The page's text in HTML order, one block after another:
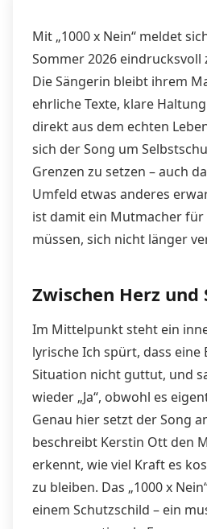
Mit „1000 x Nein“ meldet
Sommer 2026 eindrucksvoll
Die Sängerin bleibt ihrem
ehrliche Texte, klare
direkt aus dem echten
sich der Song um
Grenzen zu setzen – auch
Umfeld etwas anderes
ist damit ein Mutmacher für
müssen, sich nicht länger
Zwischen Herz und
Im Mittelpunkt steht ein
lyrische Ich spürt, dass eine
Situation nicht guttut, und
wieder „Ja“, obwohl es
Genau hier setzt der Song
beschreibt Kerstin Ott den
erkennt, wie viel Kraft es
zu bleiben. Das „1000 x
einem Schutzschild – ein